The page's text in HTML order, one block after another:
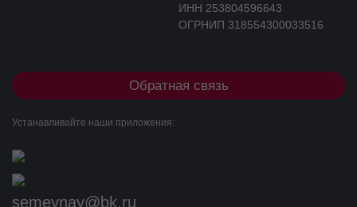
ИНН 253804596643
ОГРНИП 318554300033516
Обратная связь
Устанавливайте наши приложения:
semeynay@bk.ru